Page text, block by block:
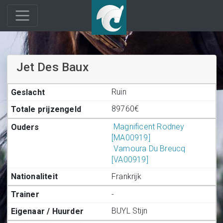
Jet Des Baux
Ruin
89760€
Magnificent Rodney
[MA00919]
Vamoura Du Breucq
[VA00919]
Frankrijk
-
BUYL Stijn